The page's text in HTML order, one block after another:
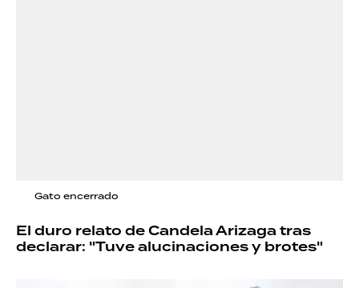
Gato encerrado
El duro relato de Candela Arizaga tras
declarar: "Tuve alucinaciones y brotes"